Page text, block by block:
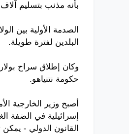
بأنه مذنب بتسليم
الصدمة الأولية بين
البلدين لفترة طويلة.
وكان إطلاق سراح
حكومة نتنياهو.
أصبح وزير الخارجية
إسرائيلية في الضفة
القانون الدولي -